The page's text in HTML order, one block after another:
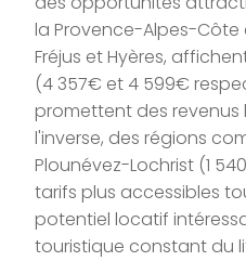
la Provence-Alpes-Côte
Fréjus et Hyères,
(4 357€ et 4 599€
promettent des revenus
l'inverse, des régions
Plounévez-Lochrist (1
tarifs plus accessibles
potentiel locatif
touristique constant du